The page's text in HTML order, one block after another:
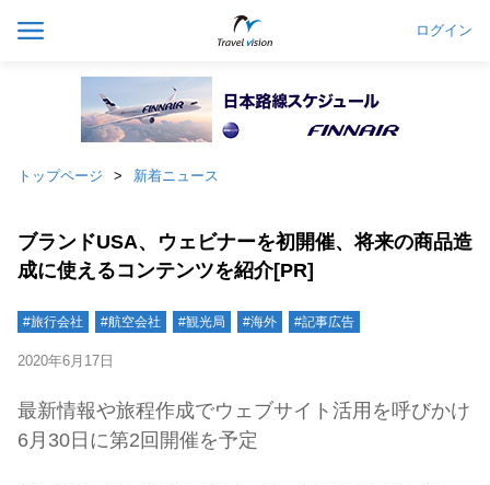
ログイン
トップページ 新着ニュース
ブランドUSA、ウェビナーを初開催、将来の商品造
成に使えるコンテンツを紹介[PR]
#旅行会社 #航空会社 #観光局 #海外 #記事広告
2020年6月17日
最新情報や旅程作成でウェブサイト活用を呼びかけ
6月30日に第2回開催を予定